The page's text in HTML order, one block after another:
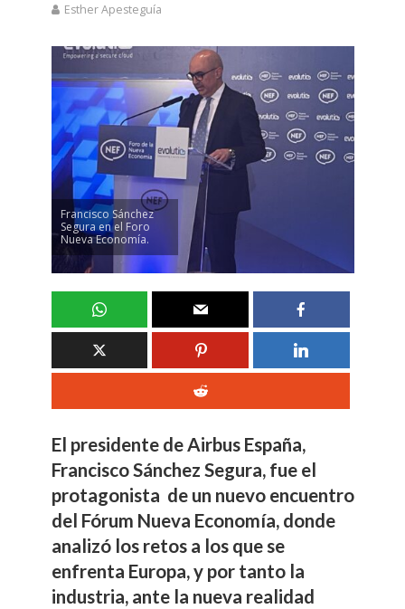
Esther Apesteguía
Francisco Sánchez
Segura en el Foro
Nueva Economía.
El presidente de Airbus España,
Francisco Sánchez Segura, fue el
protagonista de un nuevo encuentro
del Fórum Nueva Economía, donde
analizó los retos a los que se
enfrenta Europa, y por tanto la
industria, ante la nueva realidad